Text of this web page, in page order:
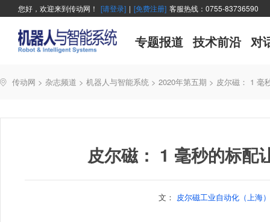
您好，欢迎来到传动网！ [请登录] | [免费注册] 客服热线：0755-83736590
专题报道 技术前沿 对
传动网 > 杂志频道 > 机器人与智能系统 > 2020年第五期 > 皮尔磁： 1 毫
皮尔磁： 1 毫秒的标配
文： 皮尔磁工业自动化（上海